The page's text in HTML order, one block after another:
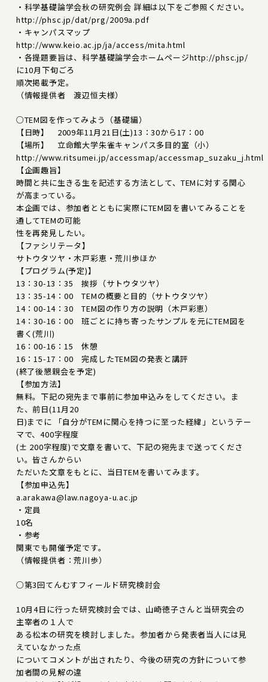
・科学基礎論学会秋の研究例会 詳細は以下をご参照ください。
http://phsc.jp/dat/prg/2009a.pdf
・キャンパスマップ
http://www.keio.ac.jp/ja/access/mita.html
・各提題要旨は、科学基礎論学会ホームページhttp://phsc.jp/
に10月下旬ごろ
順次掲載予定。
（情報提供者 渡辺恒夫様）
○TEM図を作ってみよう（基礎編）
【日時】 2009年11月21日(土)13：30から17：00
【場所】 立命館大学朱雀キャンパス多目的室（小）
http://www.ritsumei.jp/accessmap/accessmap_suzaku_j.html
【企画趣旨】
時間と共に生きる生を記述する方法として、TEMに対する関心
が高まっている。
本企画では、参加者とともに実際にTEM図を書いてみることを
通してTEMの可能
性を再発見したい。
【ファシリテータ】
サトウタツヤ・木戸彩恵・荒川歩ほか
【プログラム(予定)】
13：30-13：35 挨拶（サトウタツヤ）
13：35-14：00 TEMの概要と目的（サトウタツヤ）
14：00-14：30 TEM図の作り方の説明（木戸彩恵）
14：30-16：00 班ごとに持ち寄ったサンプルを元にTEM図を
書く(荒川)
16：00-16：15 休憩
16：15-17：00 完成したTEM図の発表と講評
(終了後懇親会を予定)
【参加方法】
無料。下記の宛先まで事前に参加申込みをしてください。ま
た、前日(11月20
日)までに 「自分がTEMに関心を持つに至った経緯」というテー
マで、400字程度
(± 200字程度)で文章を書いて、下記の宛先まで送ってくださ
い。皆さんからい
ただいた文章をもとに、当日TEMを書いてみます。
【参加申込先】
a.arakawa@law.nagoya-u.ac.jp
・定員
10名
・参考
関東でも開催予定です。
（情報提供者：荒川歩）
○第3回てんむすフィールド研究検討会
10月4日に行った研究検討会では、山崎徳子さんと当研究会の
主宰者の１人で
ある松本の研究を検討しました。参加者から発表者当人には見
えていなかった点
についてコメントが出されたり、今後の研究の方針について参
加者間の見解の違